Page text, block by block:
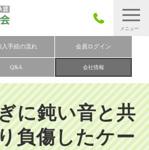
入手続の流れ 会員ログイン
Q&A 会社情報
災保険とは
険の取りまとめ
加入手続きの流れ
加入費用
加入申込み
に鈍い音と共
負傷したケー